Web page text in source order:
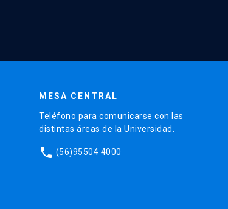
MESA CENTRAL
Teléfono para comunicarse con las
distintas áreas de la Universidad.
phone (56)95504 4000